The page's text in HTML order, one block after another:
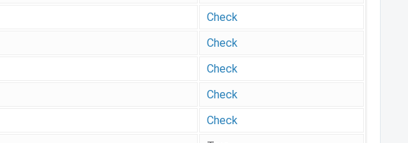
Check
Check
Check
Check
Check